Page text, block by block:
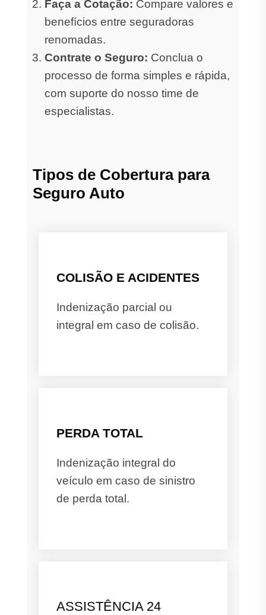
Faça a Cotação: Compare valores e
benefícios entre seguradoras
renomadas.
Contrate o Seguro: Conclua o
processo de forma simples e rápida,
com suporte do nosso time de
especialistas.
Tipos de Cobertura para
Seguro Auto
COLISÃO E ACIDENTES
Indenização parcial ou
integral em caso de colisão.
PERDA TOTAL
Indenização integral do
veículo em caso de sinistro
de perda total.
ASSISTÊNCIA 24